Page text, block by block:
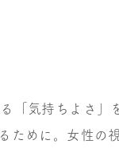
「気持ちよさ」
ために。女性の